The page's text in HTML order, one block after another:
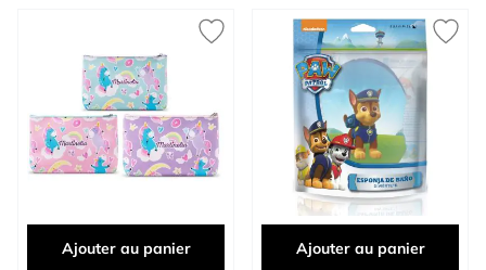
Ajouter au panier Ajouter au panier